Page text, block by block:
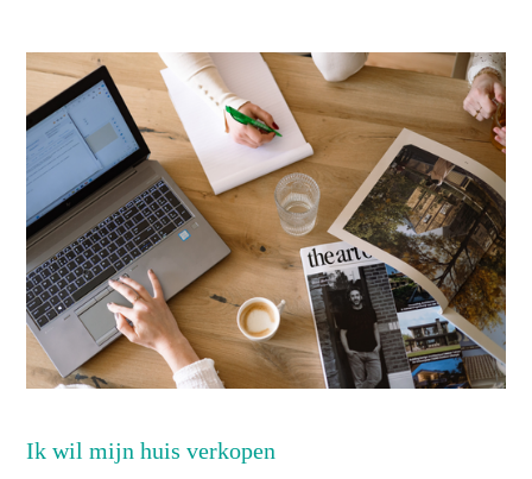
Ik wil mijn huis verkopen